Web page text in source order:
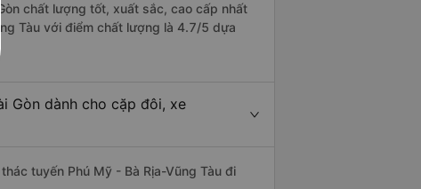
chất lượng tốt, xuất sắc, cao cấp nhất
Tàu với điểm chất lượng là 4.7/5 dựa
Gòn dành cho cặp đôi, xe
tuyến Phú Mỹ - Bà Rịa-Vũng Tàu đi